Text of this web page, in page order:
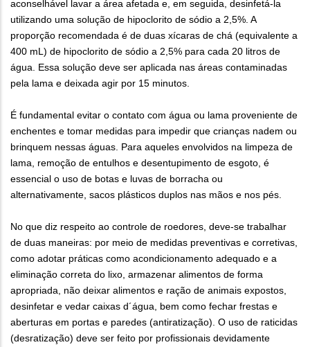
aconselhável lavar a área afetada e, em seguida, desinfetá-la
utilizando uma solução de hipoclorito de sódio a 2,5%. A
proporção recomendada é de duas xícaras de chá (equivalente a
400 mL) de hipoclorito de sódio a 2,5% para cada 20 litros de
água. Essa solução deve ser aplicada nas áreas contaminadas
pela lama e deixada agir por 15 minutos.
É fundamental evitar o contato com água ou lama proveniente de
enchentes e tomar medidas para impedir que crianças nadem ou
brinquem nessas águas. Para aqueles envolvidos na limpeza de
lama, remoção de entulhos e desentupimento de esgoto, é
essencial o uso de botas e luvas de borracha ou
alternativamente, sacos plásticos duplos nas mãos e nos pés.
No que diz respeito ao controle de roedores, deve-se trabalhar
de duas maneiras: por meio de medidas preventivas e corretivas,
como adotar práticas como acondicionamento adequado e a
eliminação correta do lixo, armazenar alimentos de forma
apropriada, não deixar alimentos e ração de animais expostos,
desinfetar e vedar caixas d´água, bem como fechar frestas e
aberturas em portas e paredes (antiratização). O uso de raticidas
(desratização) deve ser feito por profissionais devidamente